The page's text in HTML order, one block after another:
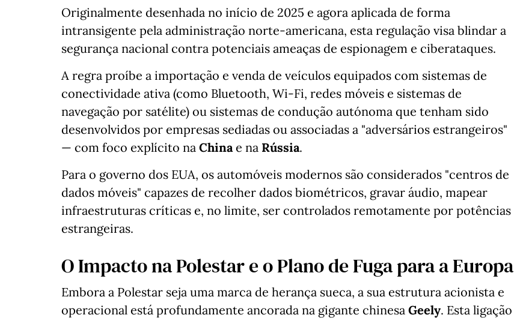
Originalmente desenhada no início de 2025 e agora aplicada de forma
intransigente pela administração norte-americana, esta regulação visa blindar a
segurança nacional contra potenciais ameaças de espionagem e ciberataques.
A regra proíbe a importação e venda de veículos equipados com sistemas de
conectividade ativa (como Bluetooth, Wi-Fi, redes móveis e sistemas de
navegação por satélite) ou sistemas de condução autónoma que tenham sido
desenvolvidos por empresas sediadas ou associadas a "adversários estrangeiros"
— com foco explícito na Chinae na Rússia.
Para o governo dos EUA, os automóveis modernos são considerados "centros de
dados móveis" capazes de recolher dados biométricos, gravar áudio, mapear
infraestruturas críticas e, no limite, ser controlados remotamente por potências
estrangeiras.
O Impacto na Polestar e o Plano de Fuga para a Europa
Embora a Polestar seja uma marca de herança sueca, a sua estrutura acionista e
operacional está profundamente ancorada na gigante chinesa Geely. Esta ligação